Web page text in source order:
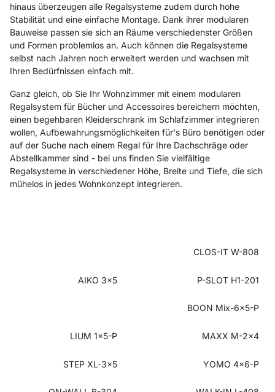
hinaus überzeugen alle Regalsysteme zudem durch hohe
Stabilität und eine einfache Montage. Dank ihrer modularen
Bauweise passen sie sich an Räume verschiedenster Größen
und Formen problemlos an. Auch können die Regalsysteme
selbst nach Jahren noch erweitert werden und wachsen mit
Ihren Bedürfnissen einfach mit.
Ganz gleich, ob Sie Ihr Wohnzimmer mit einem modularen
Regalsystem für Bücher und Accessoires bereichern möchten,
einen begehbaren Kleiderschrank im Schlafzimmer integrieren
wollen, Aufbewahrungsmöglichkeiten für's Büro benötigen oder
auf der Suche nach einem Regal für Ihre Dachschräge oder
Abstellkammer sind - bei uns finden Sie vielfältige
Regalsysteme in verschiedener Höhe, Breite und Tiefe, die sich
mühelos in jedes Wohnkonzept integrieren.
CLOS-IT W-808
AIKO 3x5 P-SLOT H1-201
BOON Mix-6x5-P
LIUM 1x5-P MAXX M-2x4
STEP XL-3x5 YOMO 4x6-P